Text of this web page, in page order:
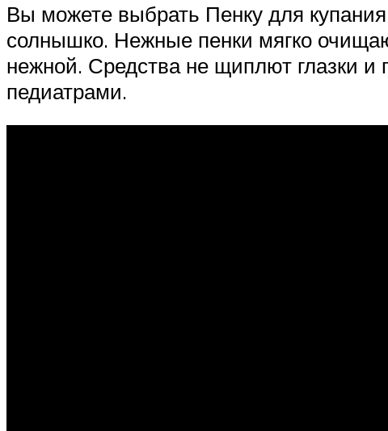
Вы можете выбрать Пенку для
солнышко. Нежные пенки мягко
нежной. Средства не щиплют глазки
педиатрами.